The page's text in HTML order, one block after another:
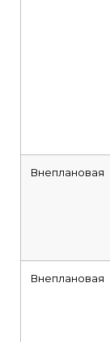
Внеплановая
Внеплановая